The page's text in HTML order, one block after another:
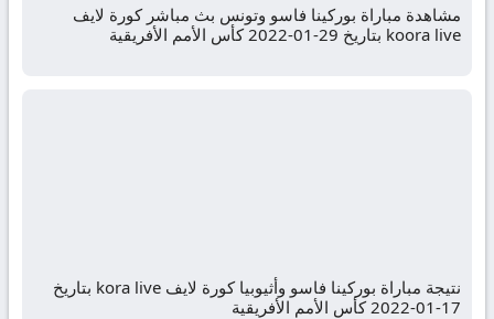
مشاهدة مباراة بوركينا فاسو وتونس بث مباشر كورة لايف
koora live بتاريخ 29-01-2022 كأس الأمم الأفريقية
نتيجة مباراة بوركينا فاسو وأثيوبيا كورة لايف kora live بتاريخ
17-01-2022 كأس الأمم الأفريقية